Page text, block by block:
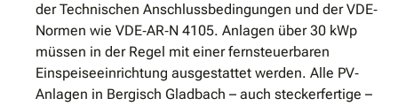
der Technischen Anschlussbedingungen und der VDE‐
Normen wie VDE‐AR‐N 4105. Anlagen über 30 kWp
müssen in der Regel mit einer fernsteuerbaren
Einspeiseeinrichtung ausgestattet werden. Alle PV‐
Anlagen in Bergisch Gladbach – auch steckerfertige –